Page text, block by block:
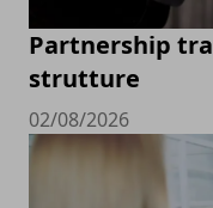
Partnership
strutture
02/08/2026